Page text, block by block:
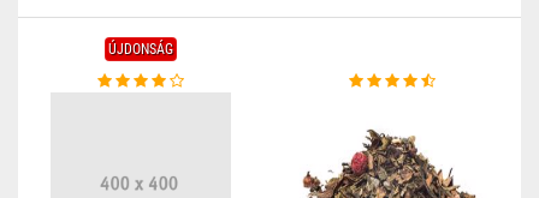
ÚJDONSÁG